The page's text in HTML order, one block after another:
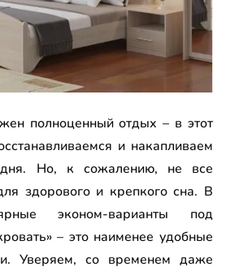
полноценный отдых – в этот
и накапливаем
Но, к сожалению, не все
здорового и крепкого сна. В
эконом-варианты под
– это наименее удобные
Уверяем, со временем даже